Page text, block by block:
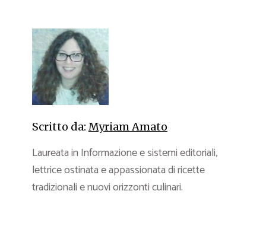
Scritto da: Myriam Amato
Laureata in Informazione e sistemi editoriali,
lettrice ostinata e appassionata di ricette
tradizionali e nuovi orizzonti culinari.